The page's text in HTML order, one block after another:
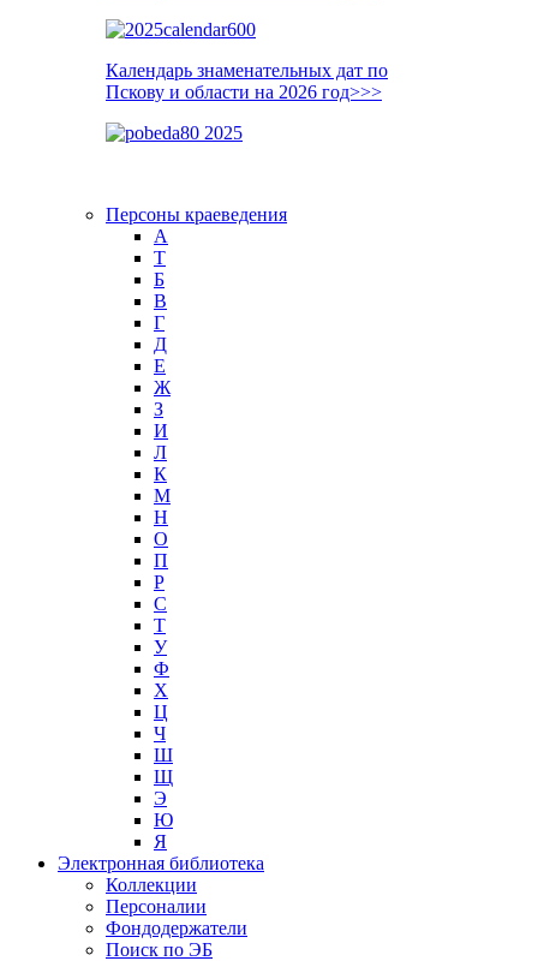
Календарь знаменательных дат по
Пскову и области на 2026 год>>>
Персоны краеведения
А
T
Б
В
Г
Д
Е
Ж
З
И
Л
К
М
Н
О
П
Р
С
Т
У
Ф
Х
Ц
Ч
Ш
Щ
Э
Ю
Я
Электронная библиотека
Коллекции
Персоналии
Фондодержатели
Поиск по ЭБ